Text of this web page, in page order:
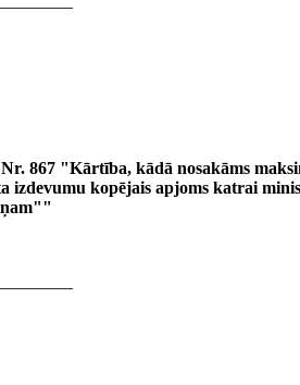
867 "Kārtība, kādā nosakāms
izdevumu kopējais apjoms katrai